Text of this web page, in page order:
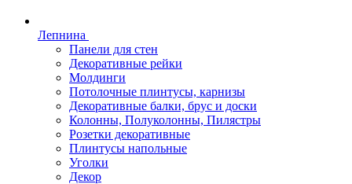
Лепнина
Панели для стен
Декоративные рейки
Молдинги
Потолочные плинтусы, карнизы
Декоративные балки, брус и доски
Колонны, Полуколонны, Пилястры
Розетки декоративные
Плинтусы напольные
Уголки
Декор